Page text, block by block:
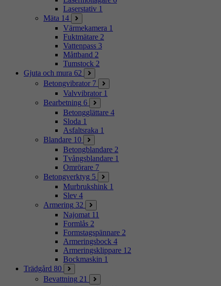
Laserstativ 1
Mäta 14
Värmekamera 1
Fuktmätare 2
Vattenpass 3
Måttband 2
Tumstock 2
Gjuta och mura 62
Betongvibrator 7
Valvvibrator 1
Bearbetning 6
Betongglättare 4
Sloda 1
Asfaltsraka 1
Blandare 10
Betongblandare 2
Tvångsblandare 1
Omrörare 7
Betongverktyg 5
Murbrukshink 1
Slev 4
Armering 32
Najomat 11
Formlås 2
Formstagspännare 2
Armeringsbock 4
Armeringsklippare 12
Bockmaskin 1
Trädgård 80
Bevattning 21